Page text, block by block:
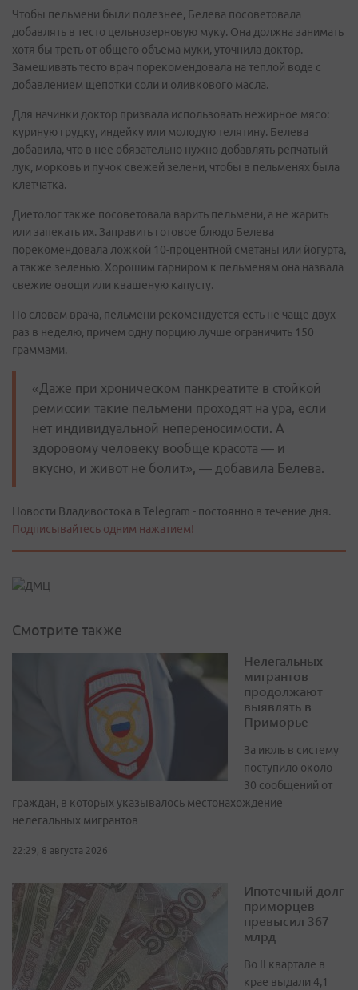
Чтобы пельмени были полезнее, Белева посоветовала
добавлять в тесто цельнозерновую муку. Она должна занимать
хотя бы треть от общего объема муки, уточнила доктор.
Замешивать тесто врач порекомендовала на теплой воде с
добавлением щепотки соли и оливкового масла.
Для начинки доктор призвала использовать нежирное мясо:
куриную грудку, индейку или молодую телятину. Белева
добавила, что в нее обязательно нужно добавлять репчатый
лук, морковь и пучок свежей зелени, чтобы в пельменях была
клетчатка.
Диетолог также посоветовала варить пельмени, а не жарить
или запекать их. Заправить готовое блюдо Белева
порекомендовала ложкой 10-процентной сметаны или йогурта,
а также зеленью. Хорошим гарниром к пельменям она назвала
свежие овощи или квашеную капусту.
По словам врача, пельмени рекомендуется есть не чаще двух
раз в неделю, причем одну порцию лучше ограничить 150
граммами.
«Даже при хроническом панкреатите в стойкой
ремиссии такие пельмени проходят на ура, если
нет индивидуальной непереносимости. А
здоровому человеку вообще красота — и
вкусно, и живот не болит», — добавила Белева.
Новости Владивостока в Telegram - постоянно в течение дня.
Подписывайтесь одним нажатием!
Смотрите также
Нелегальных
мигрантов
продолжают
выявлять в
Приморье
За июль в систему
поступило около
30 сообщений от
граждан, в которых указывалось местонахождение
нелегальных мигрантов
22:29, 8 августа 2026
Ипотечный долг
приморцев
превысил 367
млрд
Во II квартале в
крае выдали 4,1